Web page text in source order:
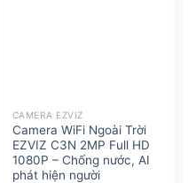
CAMERA EZVIZ
Camera WiFi Ngoài Trời
EZVIZ C3N 2MP Full HD
1080P – Chống nước, AI
phát hiện người